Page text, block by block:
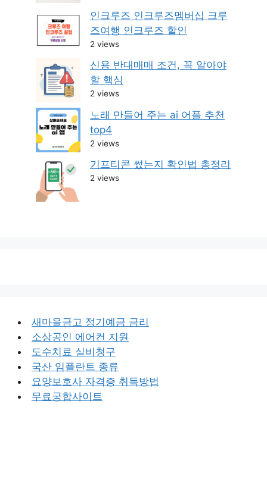
인크루즈 인크루즈멤버십 크루
즈여행 인크루즈 할인
2 views
신용 반대매매 조건, 꼭 알아야
할 핵심
2 views
노래 만들어 주는 ai 어플 추천
top4
2 views
기프티콘 썼는지 확인법 총정리
2 views
새마을금고 정기예금 금리
소상공인 에어컨 지원
도수치료 실비청구
국산 임플란트 종류
요양보호사 자격증 취득방법
무료궁합사이트